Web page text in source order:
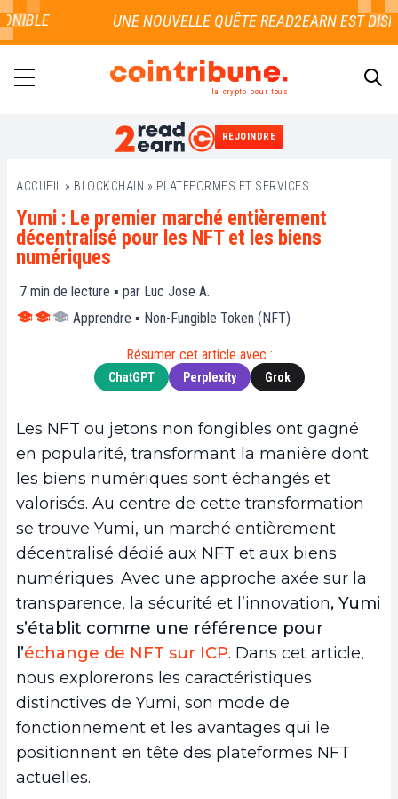
la crypto pour tous
REJOINDRE
ACCUEIL » BLOCKCHAIN » PLATEFORMES ET SERVICES
Yumi : Le premier marché entièrement
décentralisé pour les NFT et les biens
numériques
7 min de lecture ▪ par Luc Jose A.
Apprendre ▪ Non-Fungible Token (NFT)
Résumer cet article avec :
ChatGPT Perplexity Grok
Les NFT ou jetons non fongibles ont gagné
en popularité, transformant la manière dont
les biens numériques sont échangés et
valorisés. Au centre de cette transformation
se trouve Yumi, un marché entièrement
décentralisé dédié aux NFT et aux biens
numériques. Avec une approche axée sur la
transparence, la sécurité et l’innovation, Yumi
s’établit comme une référence pour
l’échange de NFT sur ICP. Dans cet article,
nous explorerons les caractéristiques
distinctives de Yumi, son mode de
fonctionnement et les avantages qui le
positionnent en tête des plateformes NFT
actuelles.